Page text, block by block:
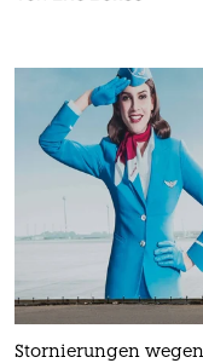
Stornierungen